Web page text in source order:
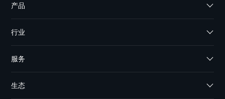
产品
行业
服务
生态